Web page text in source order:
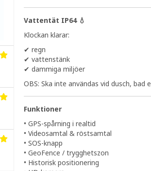
Vattentät IP64 💧
Klockan klarar:
✔ regn
✔ vattenstänk
✔ dammiga miljöer
OBS: Ska inte användas vid dusch, bad
Funktioner
• GPS-spårning i realtid
• Videosamtal & röstsamtal
• SOS-knapp
• GeoFence / trygghetszon
• Historisk positionering